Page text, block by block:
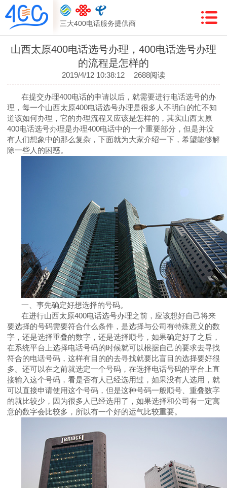
三大400电话服务提供商
山西太原400电话选号办理，400电话选号办理
的流程是怎样的
2019/4/12 10:38:12 2688阅读
在提交办理400电话的申请以后，就需要进行电话选号的办
理，每一个山西太原400电话选号办理是很多人不明白的忙不知
道该如何办理，它的办理流程又应该是怎样的，其实山西太原
400电话选号办理是办理400电话中的一个重要部分，但是并没
有人们想象中的那么复杂，下面就为大家介绍一下，希望能够解
除一些人的困惑。
一、事先确定好想选择的号码。
在进行山西太原400电话选号办理之前，应该想好自己将来
要选择的号码需要符合什么条件，是选择与公司有特殊意义的数
字，还是选择重叠的数字，还是选择顺号，如果确定好了之后，
在系统平台上选择电话号码的时候就可以根据自己的要求去寻找
符合的电话号码，这样有目的的去寻找就要比盲目的选择要好很
多。还可以在之前就选定一个号码，在选择电话号码的平台上直
接输入这个号码，看是否有人已经选用过，如果没有人选用，就
可以直接申请使用这个号码，但是这种号码一般顺号、重叠数字
的就比较少，因为很多人已经选用了，如果选择和公司有一定寓
意的数字会比较多，所以有一个好的运气比较重要。